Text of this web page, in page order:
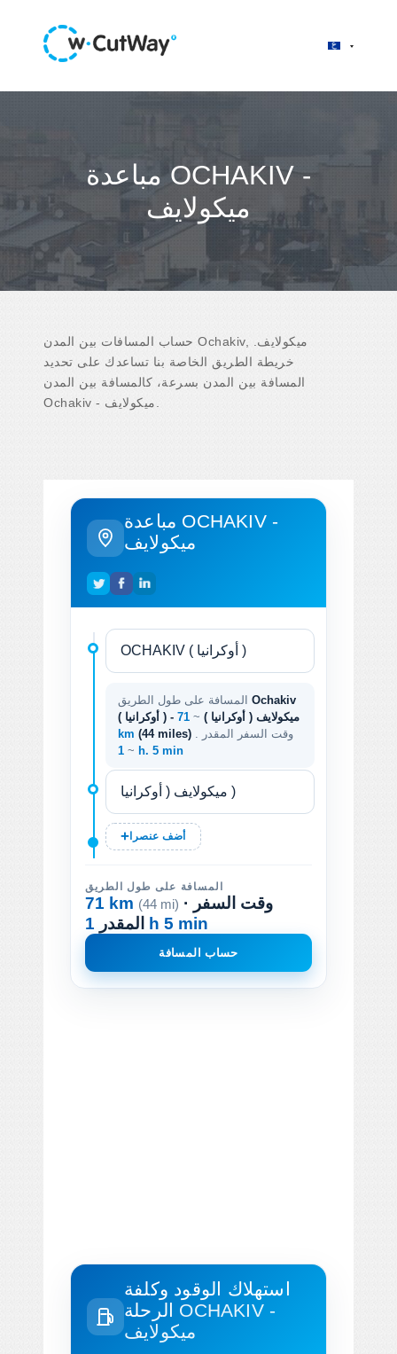
مباعدة OCHAKIV -
ميكولايف
حساب المسافات بين المدن Ochakiv, ميكولايف.
خريطة الطريق الخاصة بنا تساعدك على تحديد
المسافة بين المدن بسرعة، كالمسافة بين المدن
مباعدة OCHAKIV -
ميكولايف
Ochakiv
( أوكرانيا ) - ميكولايف ( أوكرانيا ) ~
71
km (44 miles)
~ 1 h. 5 min
أضف عنصرا
المسافة على طول الطريق
71 km (44 mi) · وقت السفر
المقدر 1 h 5 min
حساب المسافة
استهلاك الوقود وكلفة
OCHAKIV -
ميكولايف